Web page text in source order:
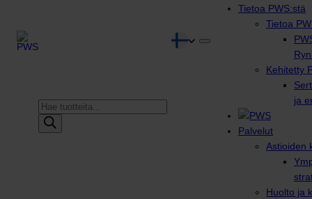
Products
search
Tietoa PWS:stä
Tietoa
Kehitetty
ja
Palvelut
Astioiden
Huolto ja